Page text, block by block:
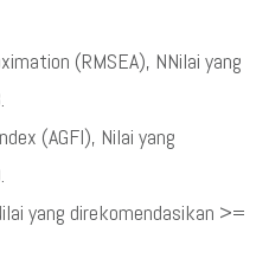
(RMSEA), NNilai yang
(AGFI), Nilai yang
yang direkomendasikan >=